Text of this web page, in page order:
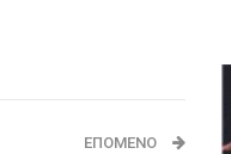
ΕΠΌΜΕΝΟ